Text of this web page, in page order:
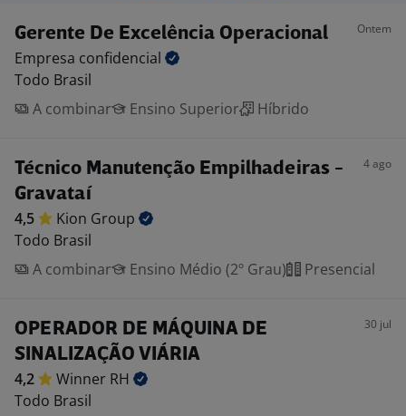
Gerente De Excelência Operacional Ontem
Empresa confidencial
Todo Brasil
A combinar
Ensino Superior Híbrido
Técnico Manutenção Empilhadeiras -
Gravataí
4 ago
4,5 Kion Group
Todo Brasil
A combinar
Ensino Médio (2º Grau) Presencial
OPERADOR DE MÁQUINA DE
SINALIZAÇÃO VIÁRIA
30 jul
4,2 Winner RH
Todo Brasil